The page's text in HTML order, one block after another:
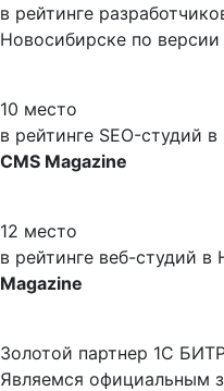
в рейтинге
Новосибирске по версии
10 место
в рейтинге SEO-студий
CMS Magazine
12 место
в рейтинге веб-студий
Magazine
Золотой партнер 1С
Являемся официальным